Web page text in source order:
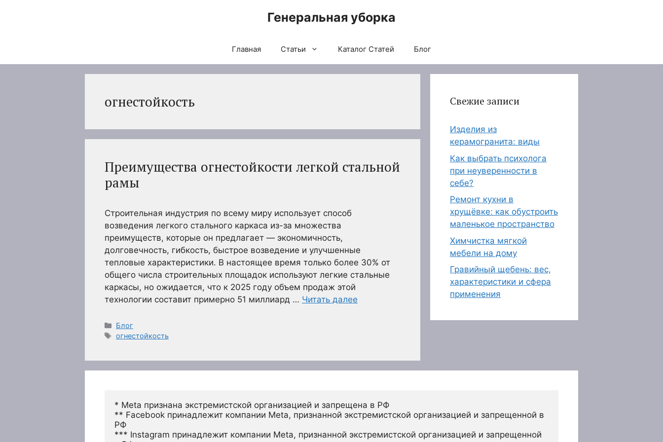
Генеральная уборка
Главная Статьи Каталог Статей Блог
огнестойкость
Преимущества огнестойкости легкой стальной
рамы
Строительная индустрия по всему миру использует способ
возведения легкого стального каркаса из-за множества
преимуществ, которые он предлагает — экономичность,
долговечность, гибкость, быстрое возведение и улучшенные
тепловые характеристики. В настоящее время только более 30% от
общего числа строительных площадок используют легкие стальные
каркасы, но ожидается, что к 2025 году объем продаж этой
технологии составит примерно 51 миллиард … Читать далее
Рубрики
Блог
Метки
огнестойкость
Свежие записи
Изделия из
керамогранита: виды
Как выбрать психолога
при неуверенности в
себе?
Ремонт кухни в
хрущёвке: как обустроить
маленькое пространство
Химчистка мягкой
мебели на дому
Гравийный щебень: вес,
характеристики и сфера
применения
* Meta признана экстремистской организацией и запрещена в РФ
** Facebook принадлежит компании Meta, признанной экстремистской организацией и запрещенной в
РФ
*** Instagram принадлежит компании Meta, признанной экстремистской организацией и запрещенной